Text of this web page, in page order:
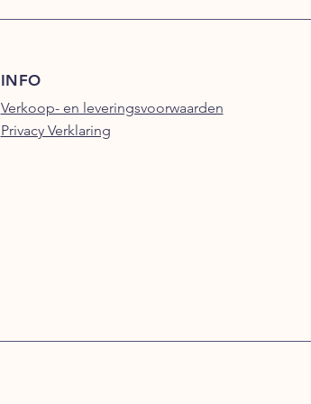
INFO
Verkoop- en leveringsvoorwaarden
Privacy Verklaring